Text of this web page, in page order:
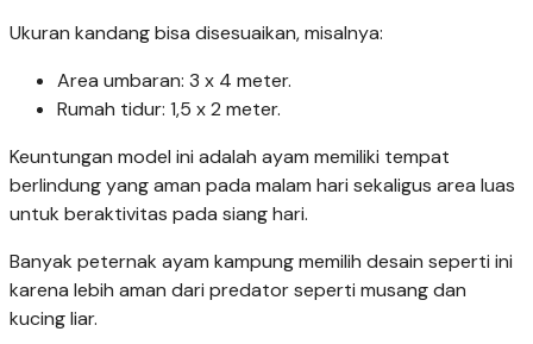
Ukuran kandang bisa disesuaikan, misalnya:
Area umbaran: 3 x 4 meter.
Rumah tidur: 1,5 x 2 meter.
Keuntungan model ini adalah ayam memiliki tempat
berlindung yang aman pada malam hari sekaligus area luas
untuk beraktivitas pada siang hari.
Banyak peternak ayam kampung memilih desain seperti ini
karena lebih aman dari predator seperti musang dan
kucing liar.